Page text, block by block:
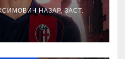
НАЗАР, ЗАСТ.